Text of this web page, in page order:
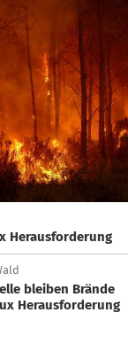
Herausforderung
bleiben Brände
Herausforderung